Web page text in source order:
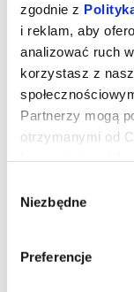
zgodnie z
i reklam, aby
analizować ruch
korzystasz z
Partnerzy mogą
otrzymanymi od
zgody
Niezbędne
Preferencje
Diabeł
Miranda Priestly
biurach magazynu
Blunt oraz Stanley
role, przypominając,